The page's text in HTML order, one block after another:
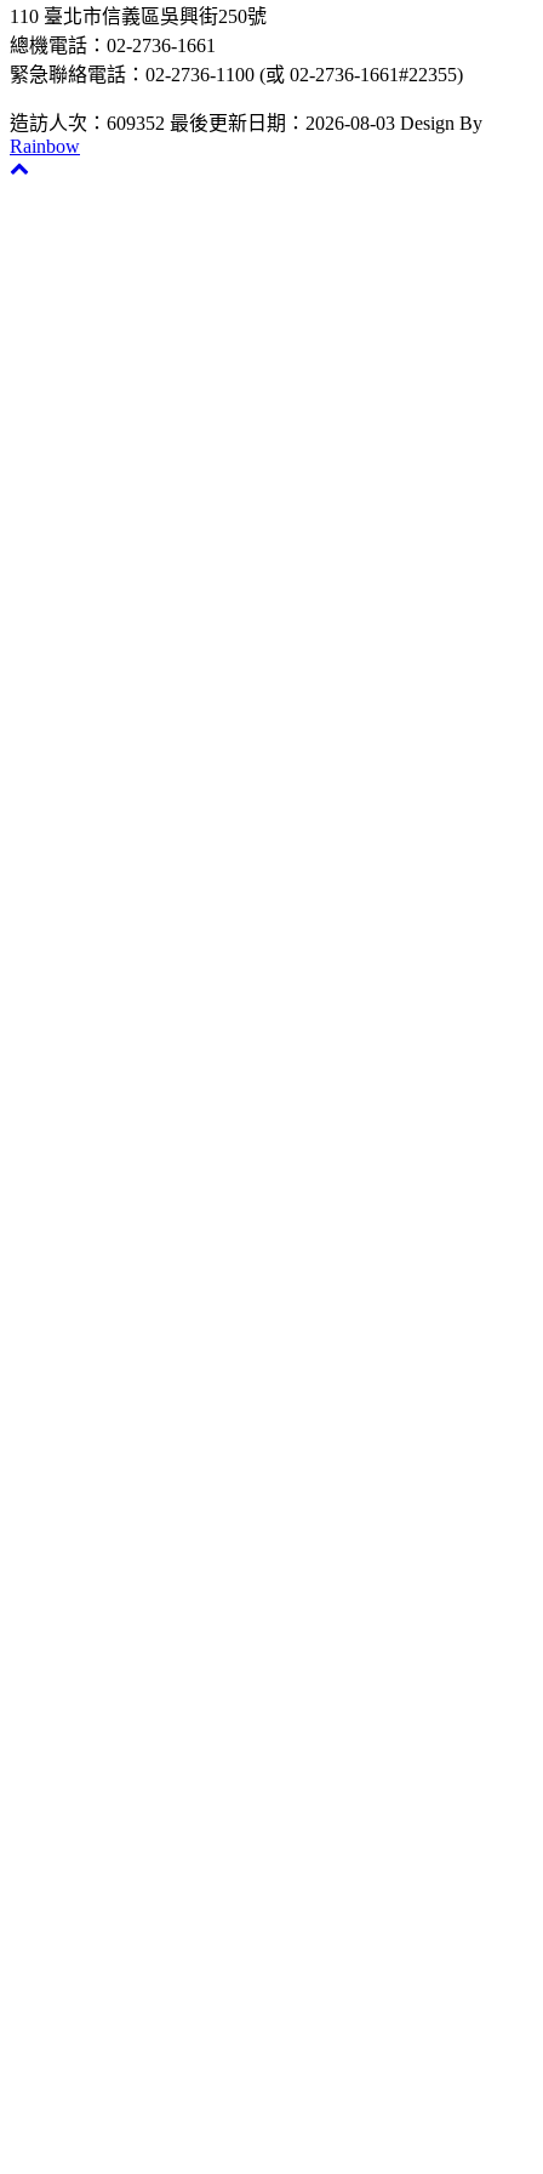
110 臺北市信義區吳興街250號
總機電話：02-2736-1661
緊急聯絡電話：02-2736-1100 (或 02-2736-1661#22355)
造訪人次：609352 最後更新日期：2026-08-03 Design By
Rainbow